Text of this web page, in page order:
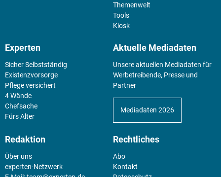
Themenwelt
Tools
Kiosk
Experten
Sicher Selbstständig
Existenz­vorsorge
Pflege versichert
4 Wände
Chefsache
Fürs Alter
Aktuelle Mediadaten
Unsere aktuellen Mediadaten für
Werbetreibende, Presse und
Partner
Mediadaten 2026
Redaktion
Über uns
experten-Netzwerk
Rechtliches
Abo
Kontakt